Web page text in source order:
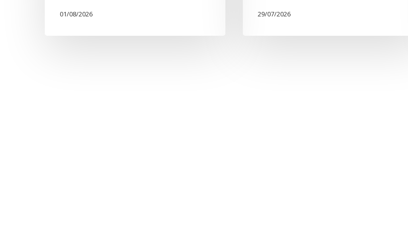
01/08/2026 29/07/2026